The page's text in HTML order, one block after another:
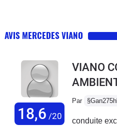
AVIS MERCEDES VIANO
18,6 /20
VIANO
Par
conduite